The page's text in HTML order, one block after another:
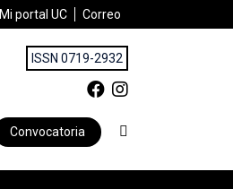
Mi portal UC Correo
ISSN 0719-2932
Convocatoria